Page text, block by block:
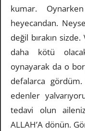
kumar.
heyecandan.
değil bırakın
daha kötü
oynayarak da o
defalarca
edenler
tedavi olun
ALLAH’A dönün.